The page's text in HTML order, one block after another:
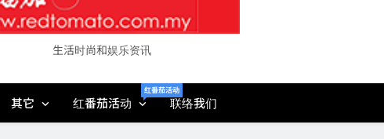
“See Her Heal – 1,000 Untold Stories” 为马来西亚妈妈提供
生活时尚和娱乐资讯
其它 红番茄活动
红番茄活动
联络我们